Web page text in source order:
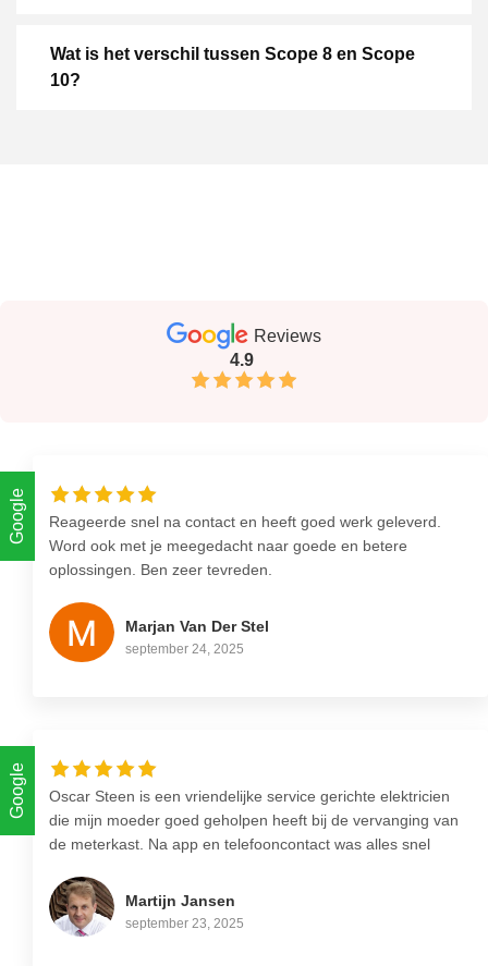
Wat is het verschil tussen Scope 8 en Scope
10?
Reviews
4.9
Google
Reageerde snel na contact en heeft goed werk geleverd.
Word ook met je meegedacht naar goede en betere
oplossingen. Ben zeer tevreden.
Marjan Van Der Stel
september 24, 2025
Google
Oscar Steen is een vriendelijke service gerichte elektricien
die mijn moeder goed geholpen heeft bij de vervanging van
de meterkast. Na app en telefooncontact was alles snel
alles goed vast gelegd werd. Werkzaamheden verliepen
snel en conform afspraak. Een deel van het werk moest
later worden afgerond en dat heeft Oscar ook netjes
Martijn Jansen
september 23, 2025